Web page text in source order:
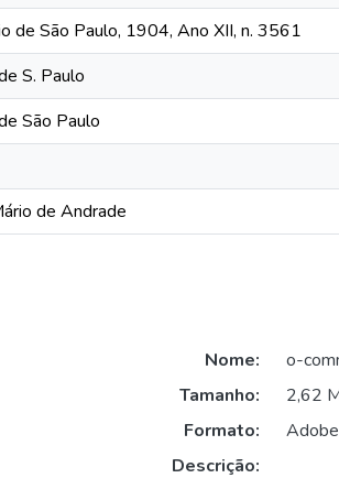
de São Paulo, 1904, Ano XII, n. 3561
S. Paulo
São Paulo
de Andrade
Nome:
o-
Tamanho:
2,62
Formato:
Descrição: